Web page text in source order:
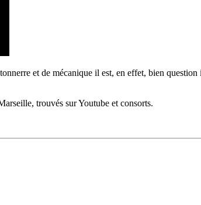
et de mécanique il est, en effet, bien
trouvés sur Youtube et consorts.